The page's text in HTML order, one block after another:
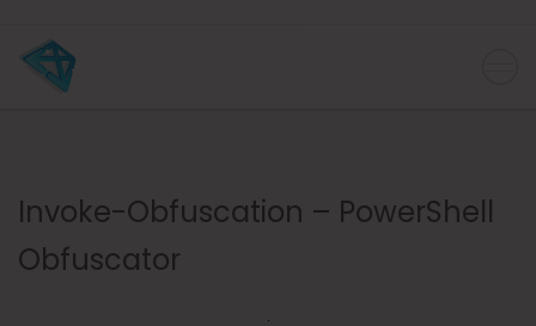
Invoke-Obfuscation – PowerShell
Obfuscator